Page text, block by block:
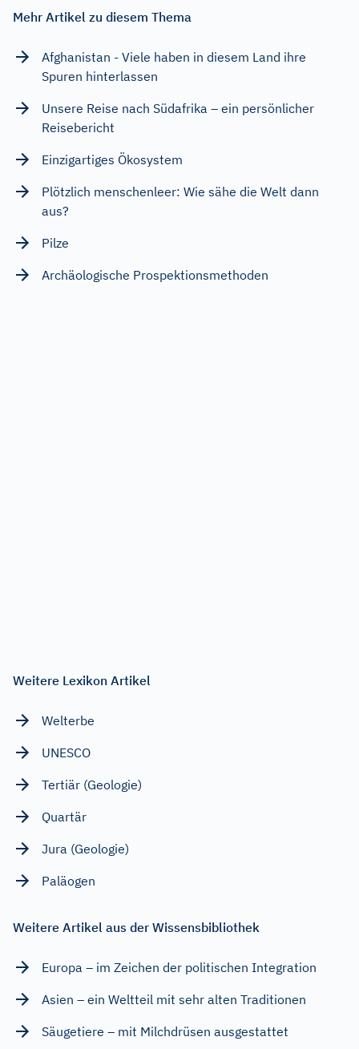
Mehr Artikel zu diesem Thema
Afghanistan - Viele haben in diesem Land ihre
Spuren hinterlassen
Unsere Reise nach Südafrika – ein persönlicher
Reisebericht
Einzigartiges Ökosystem
Plötzlich menschenleer: Wie sähe die Welt dann
aus?
Pilze
Archäologische Prospektionsmethoden
Weitere Lexikon Artikel
Welterbe
UNESCO
Tertiär (Geologie)
Quartär
Jura (Geologie)
Paläogen
Weitere Artikel aus der Wissensbibliothek
Europa – im Zeichen der politischen Integration
Asien – ein Weltteil mit sehr alten Traditionen
Säugetiere – mit Milchdrüsen ausgestattet